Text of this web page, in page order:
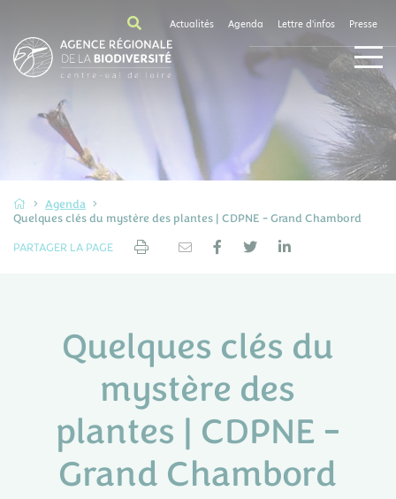
Actualités Agenda Lettre d'infos Presse
Agenda
Quelques clés du mystère des plantes | CDPNE - Grand Chambord
PARTAGER LA PAGE
Quelques clés du
mystère des
plantes | CDPNE -
Grand Chambord